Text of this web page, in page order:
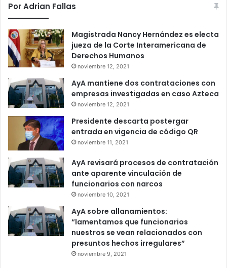
Por Adrian Fallas
Magistrada Nancy Hernández es electa
jueza de la Corte Interamericana de
Derechos Humanos
noviembre 12, 2021
AyA mantiene dos contrataciones con
empresas investigadas en caso Azteca
noviembre 12, 2021
Presidente descarta postergar
entrada en vigencia de código QR
noviembre 11, 2021
AyA revisará procesos de contratación
ante aparente vinculación de
funcionarios con narcos
noviembre 10, 2021
AyA sobre allanamientos:
“lamentamos que funcionarios
nuestros se vean relacionados con
presuntos hechos irregulares”
noviembre 9, 2021